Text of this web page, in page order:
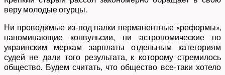
веру молодые огурцы.
Ни проводимые из-под палки перманентные «реформы»,
напоминающие конвульсии, ни астрономические по
украинским меркам зарплаты отдельным категориям
судей не дали того результата, к которому стремилось
общество. Будем считать, что общество все-таки хотело